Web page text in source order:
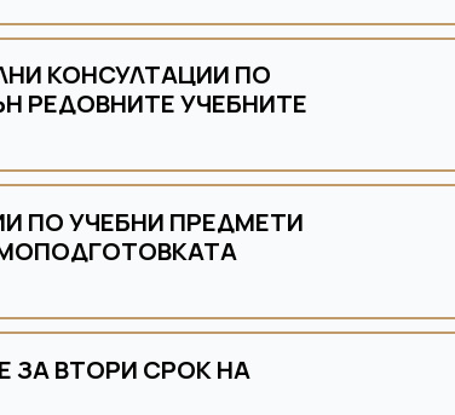
КОНСУЛТАЦИИ ПО
РЕДОВНИТЕ УЧЕБНИТЕ
ПО УЧЕБНИ ПРЕДМЕТИ
ЗА ВТОРИ СРОК НА